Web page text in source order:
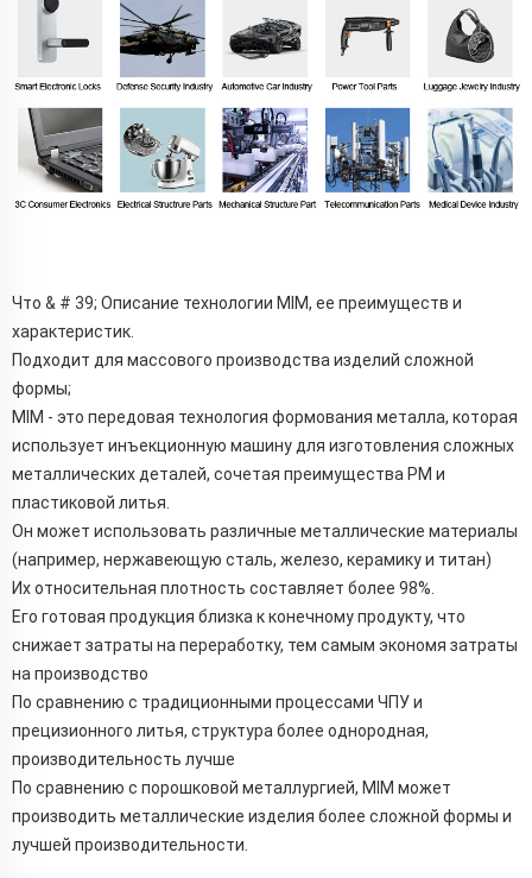
Что & # 39; Описание технологии MIM, ее преимуществ и
характеристик.
Подходит для массового производства изделий сложной
формы;
MIM - это передовая технология формования металла, которая
использует инъекционную машину для изготовления сложных
металлических деталей, сочетая преимущества PM и
пластиковой литья.
Он может использовать различные металлические материалы
(например, нержавеющую сталь, железо, керамику и титан)
Их относительная плотность составляет более 98%.
Его готовая продукция близка к конечному продукту, что
снижает затраты на переработку, тем самым экономя затраты
на производство
По сравнению с традиционными процессами ЧПУ и
прецизионного литья, структура более однородная,
производительность лучше
По сравнению с порошковой металлургией, MIM может
производить металлические изделия более сложной формы и
лучшей производительности.